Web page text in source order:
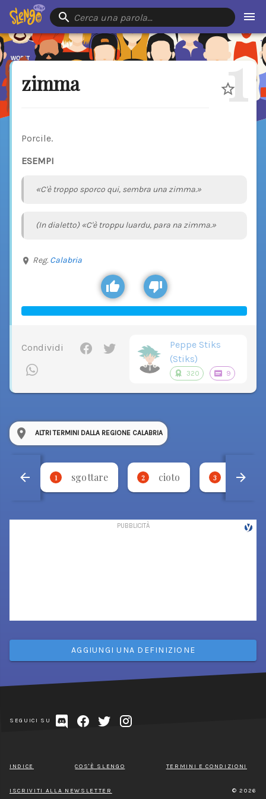
Cerca una parola…
zimma 1
Porcile.
ESEMPI
«C'è troppo sporco qui, sembra una zimma.»
(In dialetto) «C'è troppu luardu, para na zimma.»
Reg. Calabria
Condividi
Peppe Stiks
(Stiks)
320 9
ALTRI TERMINI DALLA REGIONE CALABRIA
1 sgottare 2 cioto 3 fricare
AGGIUNGI UNA DEFINIZIONE
SEGUICI SU
INDICE COS'È SLENGO TERMINI E CONDIZIONI
ISCRIVITI ALLA NEWSLETTER © 2026